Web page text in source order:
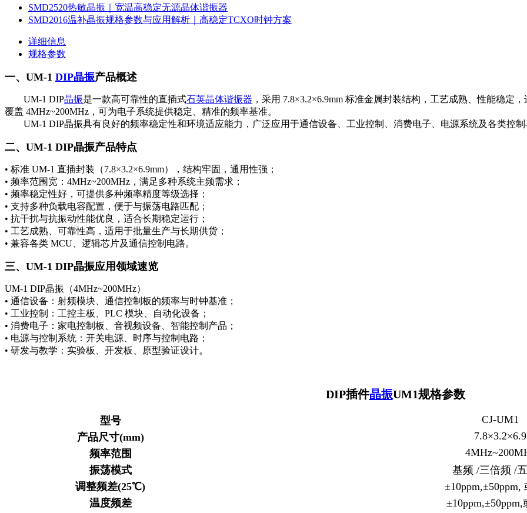
SMD2520热敏晶振｜宽温高稳定无源晶体谐振器
SMD2016温补晶振规格参数与应用解析｜高稳定TCXO时钟方案
详细信息
规格参数
一、UM-1 DIP晶振产品概述
UM-1 DIP晶振是一款高可靠性的直插式石英晶体谐振器 ，采用 7.8×3.2×6.9mm 标准金属封装结构，工艺成熟、性能稳定
覆盖 4MHz~200MHz，可为电子系统提供稳定、精准的频率基准。
UM-1 DIP晶振具有良好的频率稳定性和环境适应能力，广泛应用于通信设备、工业控制、消费电子、电源系统及各类控制
二、UM-1 DIP晶振产品特点
• 标准 UM-1 直插封装（7.8×3.2×6.9mm），结构牢固，通用性强；
• 频率范围宽：4MHz~200MHz，满足多种系统主频需求；
• 频率稳定性好，可提供多种频率精度等级选择；
• 支持多种负载电容配置，便于与振荡电路匹配；
• 抗干扰与抗振动性能优良，适合长期稳定运行；
• 工艺成熟、可靠性高，适用于批量生产与长期供货；
• 兼容各类 MCU、逻辑芯片及通信控制电路。
三、UM-1 DIP晶振应用领域速览
UM-1 DIP晶振（4MHz~200MHz）
• 通信设备：射频模块、通信控制板的频率与时钟基准；
• 工业控制：工控主板、PLC 模块、自动化设备；
• 消费电子：家电控制板、音视频设备、智能控制产品；
• 电源与控制系统：开关电源、时序与控制电路；
• 研发与教学：实验板、开发板、原型验证设计。
DIP插件晶振UM1规格参数
型号
CJ-UM1
产品尺寸(mm)
7.8×3.2×6.9
频率范围
振荡模式
基频 /三倍频 /
调整频差(25℃)
±10ppm,±50ppm,
温度频差
±10ppm,±50ppm,